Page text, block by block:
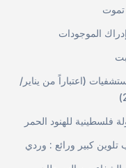
تموت
الموجودات
(اعتباراً من يناير/
فلسطينية للهنود الحمر
تلوين كبير ورائع : وردي